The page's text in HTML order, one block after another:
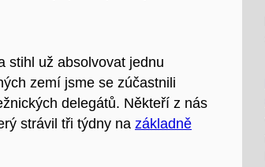
stihl už absolvovat jednu
zemí jsme se zúčastnili
delegátů. Někteří z nás
strávil tři týdny na základně